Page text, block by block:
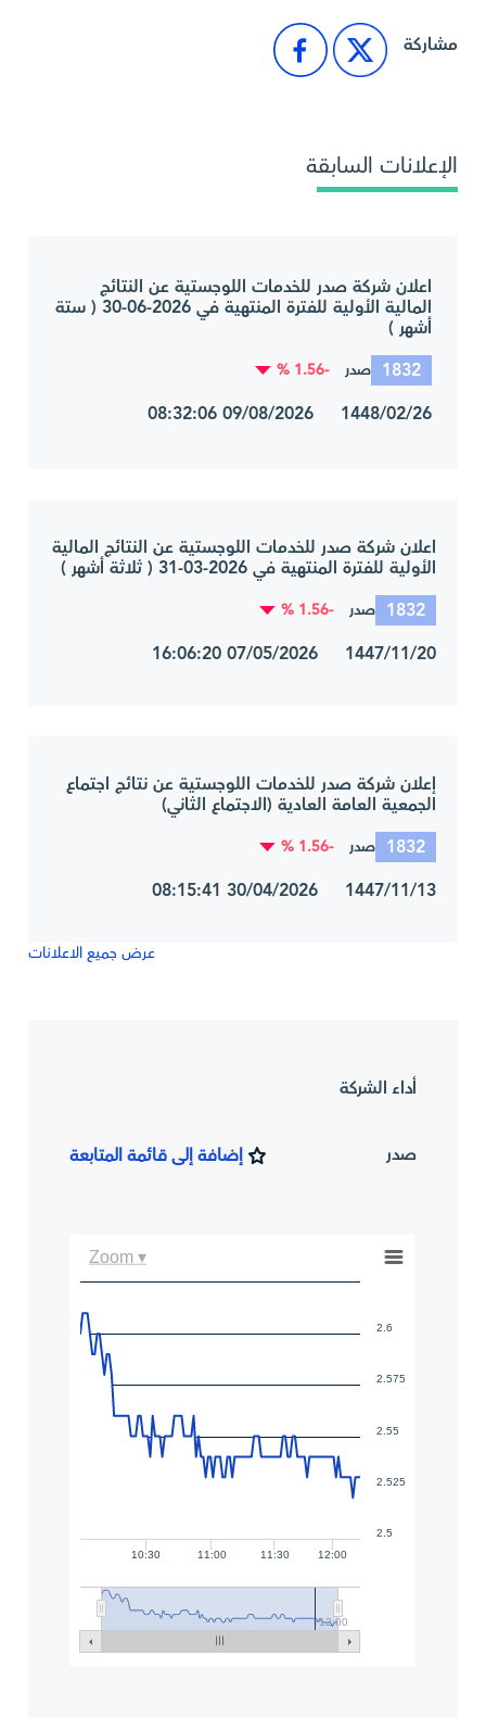
مشاركة
الإعلانات السابقة
اعلان شركة صدر للخدمات اللوجستية عن النتائج
المالية الأولية للفترة المنتهية في 2026-06-30 ( ستة
أشهر )
1832 صدر -1.56 %
1448/02/26 09/08/2026 08:32:06
اعلان شركة صدر للخدمات اللوجستية عن النتائج المالية
الأولية للفترة المنتهية في 2026-03-31 ( ثلاثة أشهر )
1832 صدر -1.56 %
1447/11/20 07/05/2026 16:06:20
إعلان شركة صدر للخدمات اللوجستية عن نتائج اجتماع
الجمعية العامة العادية (الاجتماع الثاني)
1832 صدر -1.56 %
1447/11/13 30/04/2026 08:15:41
عرض جميع الاعلانات
أداء الشركة
صدر إضافة إلى قائمة المتابعة
10:30 11:00 11:30 12:00
12:00
2.5
2.6
2.525
2.55
2.575
Zoom ▾